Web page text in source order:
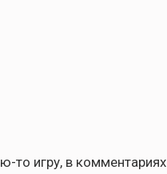
то игру, в комментариях